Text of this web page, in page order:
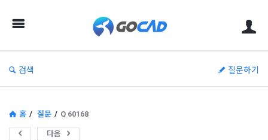
캐
검색 질문하기
홈 / 질문 / Q 60168
다음